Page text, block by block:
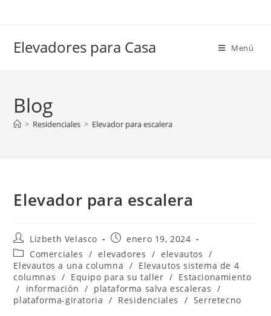
Elevadores para Casa Menú
Blog
> Residenciales > Elevador para escalera
Elevador para escalera
Lizbeth Velasco
enero 19, 2024
Comerciales / elevadores / elevautos /
Elevautos a una columna / Elevautos sistema de 4
columnas / Equipo para su taller / Estacionamiento
/
información / plataforma salva escaleras /
plataforma-giratoria / Residenciales / Serretecno